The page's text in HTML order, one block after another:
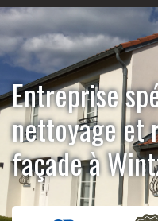
Entreprise
nettoyage et
façade à